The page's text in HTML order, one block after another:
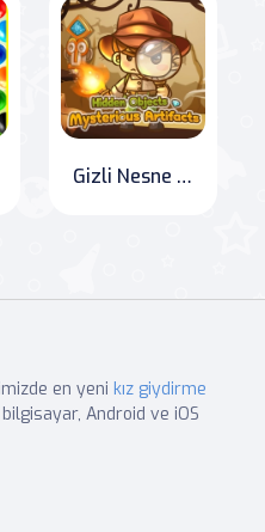
Gizli Nesne Gizemli Eser
en yeni kız giydirme
Android ve iOS